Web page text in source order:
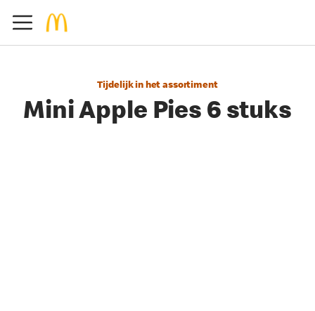
Tijdelijk in het assortiment
Mini Apple Pies 6 stuks